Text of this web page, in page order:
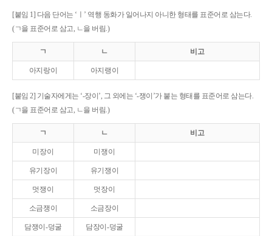
[붙임 1] 다음 단어는 ‘ㅣ’ 역행 동화가 일어나지 아니한 형태를 표준어로 삼는다.
(ㄱ을 표준어로 삼고, ㄴ을 버림.)
ㄱ ㄴ 비고
아지랑이 아지랭이
[붙임 2] 기술자에게는 ‘-장이’, 그 외에는 ‘-쟁이’가 붙는 형태를 표준어로 삼는다.
(ㄱ을 표준어로 삼고, ㄴ을 버림.)
ㄱ ㄴ 비고
미장이 미쟁이
유기장이 유기쟁이
멋쟁이 멋장이
소금쟁이 소금장이
담쟁이-덩굴 담장이-덩굴